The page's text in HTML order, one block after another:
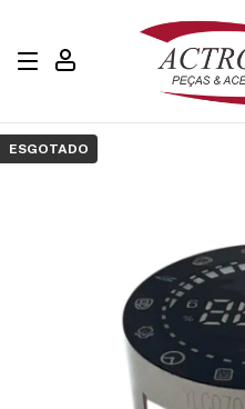
ESGOTADO